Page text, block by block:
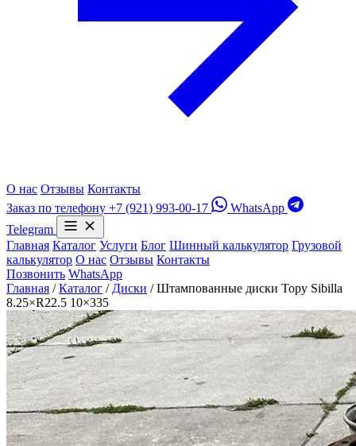
О нас Отзывы Контакты
Заказ по телефону +7 (921) 993-00-17
WhatsApp
Telegram
Главная Каталог Услуги Блог Шинный калькулятор Грузовой
калькулятор О нас Отзывы Контакты
Позвонить WhatsApp
Главная / Каталог / Диски / Штампованные диски Topy Sibilla
8.25×R22.5 10×335